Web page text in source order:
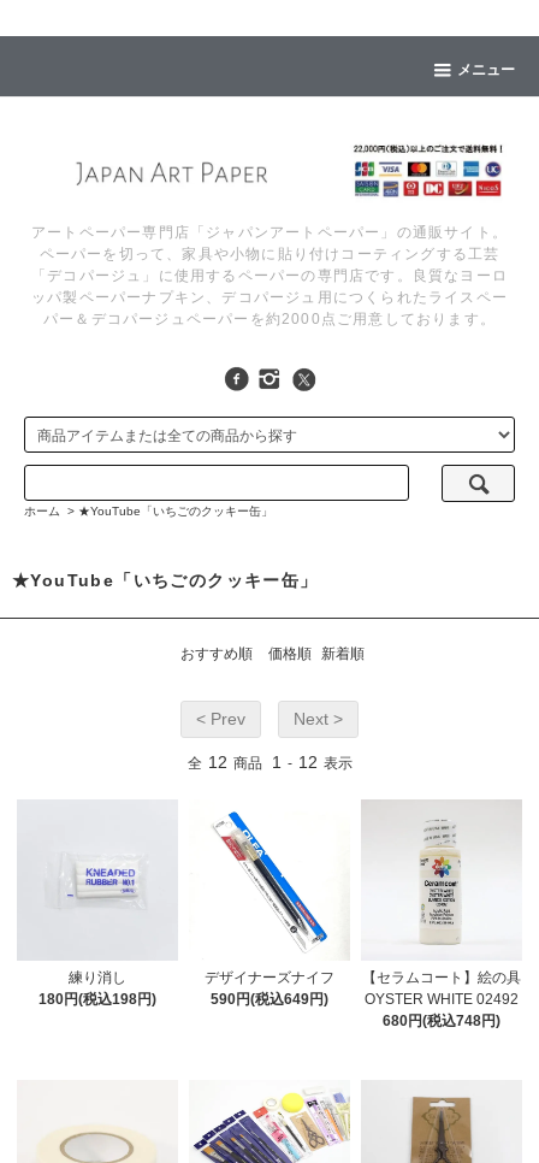
メニュー
アートペーパー専門店「ジャパンアートペーパー」の通販サイト。
ペーパーを切って、家具や小物に貼り付けコーティングする工芸
「デコパージュ」に使用するペーパーの専門店です。良質なヨーロ
ッパ製ペーパーナプキン、デコパージュ用につくられたライスペー
パー＆デコパージュペーパーを約2000点ご用意しております。
ホーム > ★YouTube「いちごのクッキー缶」
★YouTube「いちごのクッキー缶」
おすすめ順 価格順 新着順
< Prev Next >
全 12 商品 1 - 12 表示
練り消し
180円(税込198円)
デザイナーズナイフ
590円(税込649円)
【セラムコート】絵の具
OYSTER WHITE 02492
680円(税込748円)